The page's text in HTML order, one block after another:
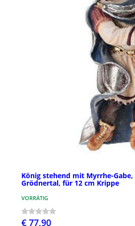
König stehend mit Myrrhe-
Grödnertal, für 12 cm Krippe
VORRÄTIG
€ 77,90